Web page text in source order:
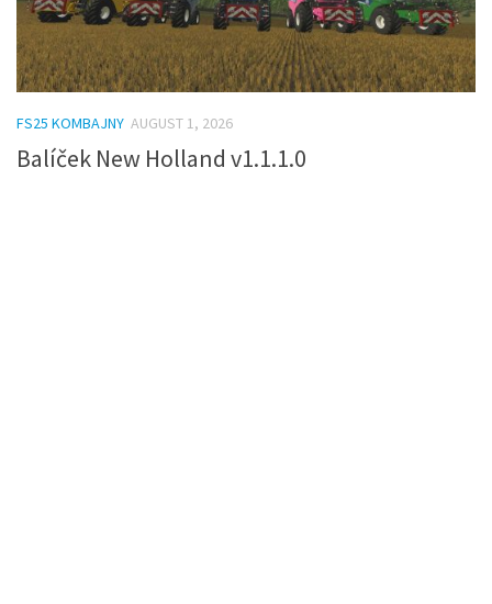
FS25 KOMBAJNY AUGUST 1, 2026
Balíček New Holland v1.1.1.0